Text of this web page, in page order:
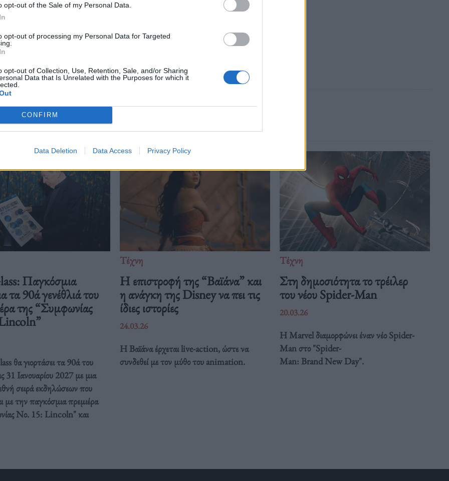
opt-out of the Sale of my Personal Data.
opt-out of processing my Personal Data for Targeted
opt-out of Collection, Use, Retention, Sale, and/or Sharing
Data that Is Unrelated with the Purposes for which it
CONFIRM
Data Deletion Data Access Privacy Policy
Cowperthwaite
Δείτε επίσης
Παγκόσμια
τα 90ά γενέθλιά του
της “Συμφωνίας
θα γιορτάσει τα 90ά του
31 Ιανουαρίου 2027 με μια
σειρά εκδηλώσεων που
με την παγκόσμια πρεμιέρα
Νο. 15: Lincoln" και
Τέχνη
Η επιστροφή της “Βαϊάνα” και
η ανάγκη της Disney να πει τις
ίδιες ιστορίες
24.03.26
Η Βαϊάνα έρχεται live-action, ώστε να
συνδεθεί με τον μύθο του animation.
Τέχνη
Στη δημοσιότητα το τρέιλερ
του νέου Spider-Man
20.03.26
Η Marvel διαμορφώνει έναν νέο Spider-
Man στο "Spider-
Man: Brand New Day".